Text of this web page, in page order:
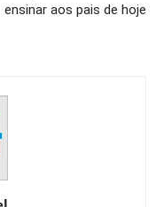
ensinar aos pais de hoje